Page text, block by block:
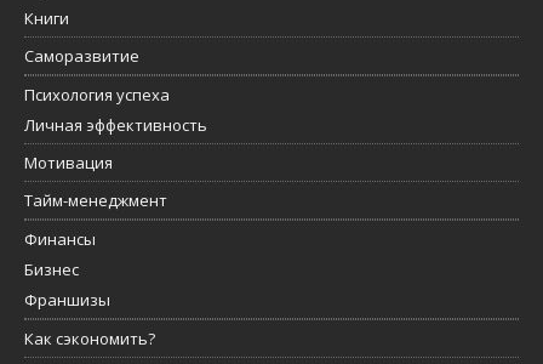
Книги
Саморазвитие
Психология успеха
Личная эффективность
Мотивация
Тайм-менеджмент
Финансы
Бизнес
Франшизы
Как сэкономить?